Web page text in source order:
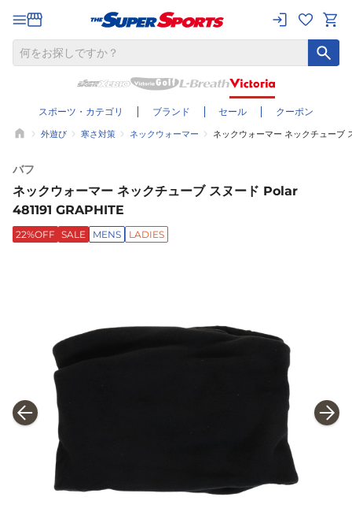
スポーツ・カテゴリ ブランド セール クーポン
外遊び 寒さ対策 ネックウォーマー ネックウォーマー ネックチューブ
バフ
ネックウォーマー ネックチューブ スヌード Polar
481191 GRAPHITE
22%OFF SALE MENS LADIES